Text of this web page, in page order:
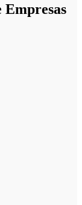
Empresas